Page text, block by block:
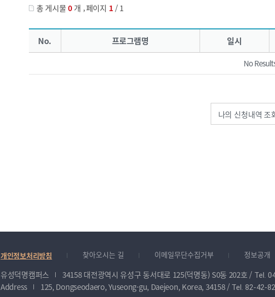
총 게시물0개 ,페이지 1 / 1
목록 - 의 내역에 대한 목록을 출력합니다.
No. 프로그램명 일시
No
나의 신청내역 조
개인정보처리방침 찾아오시는 길 이메일무단수집거부 정보공개
유성덕명캠퍼스 34158 대전광역시 유성구 동서대로 125(덕명동) S0동 202호 / Tel.
Address 125, Dongseodaero, Yuseong-gu, Daejeon, Korea, 34158 / Tel. 82-42-